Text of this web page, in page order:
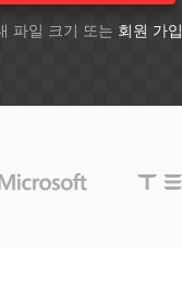
파일 크기 또는 회원 가입